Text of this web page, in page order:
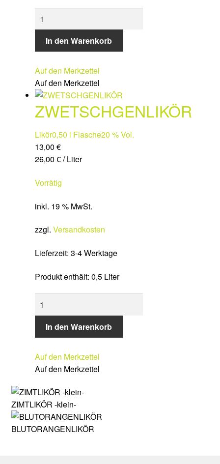
Menge
In den Warenkorb
Auf den Merkzettel
Auf den Merkzettel
ZWETSCHGENLIKÖR
Likör0,50 l Flasche20 % Vol.
13,00 €
26,00 €/Liter
Vorrätig
inkl. 19 % MwSt.
zzgl. Versandkosten
Lieferzeit: 3-4 Werktage
Produkt enthält: 0,5 Liter
Menge
In den Warenkorb
Auf den Merkzettel
Auf den Merkzettel
ZIMTLIKÖR -klein-
BLUTORANGENLIKÖR